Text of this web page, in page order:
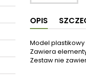
OPIS
Model
Zawiera
Zestaw nie